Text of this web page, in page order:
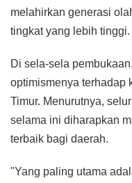
melahirkan generasi
tingkat yang lebih tinggi.
Di sela-sela
optimismenya terhadap
Timur. Menurutnya,
selama ini diharapkan
terbaik bagi daerah.
"Yang paling utama